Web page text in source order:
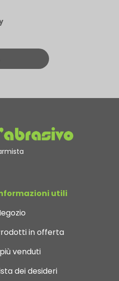
utili
in offerta
venduti
dei desideri